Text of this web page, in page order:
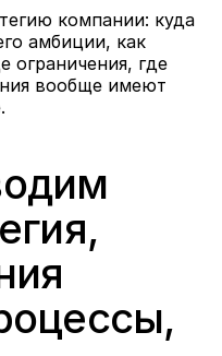
компании: куда
амбиции, как
ограничения, где
вообще имеют